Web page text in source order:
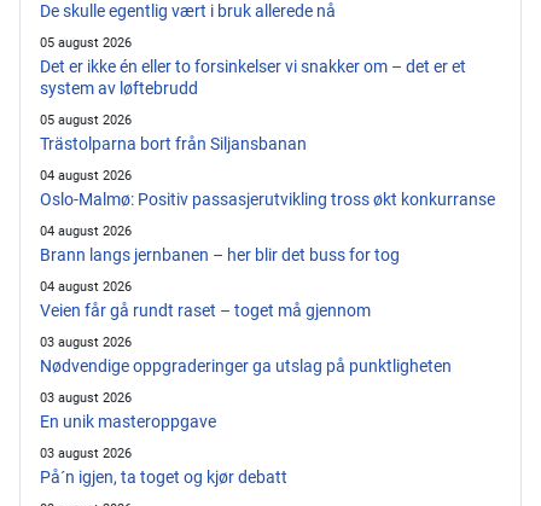
De skulle egentlig vært i bruk allerede nå
05 august 2026
Det er ikke én eller to forsinkelser vi snakker om – det er et
system av løftebrudd
05 august 2026
Trästolparna bort från Siljansbanan
04 august 2026
Oslo-Malmø: Positiv passasjerutvikling tross økt konkurranse
04 august 2026
Brann langs jernbanen – her blir det buss for tog
04 august 2026
Veien får gå rundt raset – toget må gjennom
03 august 2026
Nødvendige oppgraderinger ga utslag på punktligheten
03 august 2026
En unik masteroppgave
03 august 2026
På´n igjen, ta toget og kjør debatt